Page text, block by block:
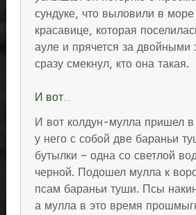
сундуке, что выловили в
красавице, которая
ауле и прячется за двойными
сразу смекнул, кто она такая.
И вот…
И вот колдун-мулла пришел
у него с собой две бараньи
бутылки – одна со светлой
черной. Подошел мулла к
псам бараньи туши. Псы
а мулла в это время